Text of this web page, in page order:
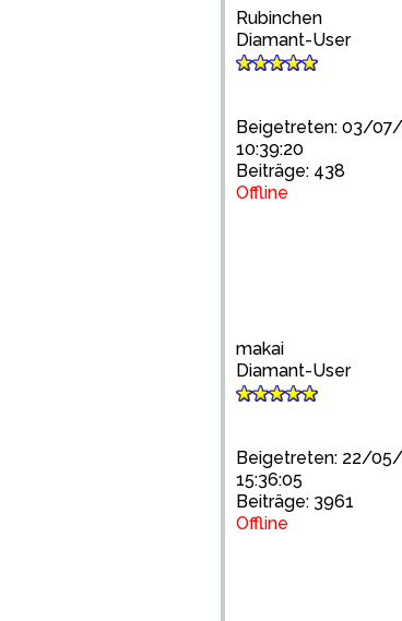
Rubinchen
Diamant-User
Beigetreten: 03/
10:39:20
Beiträge: 438
Offline
makai
Diamant-User
Beigetreten: 22/
15:36:05
Beiträge: 3961
Offline